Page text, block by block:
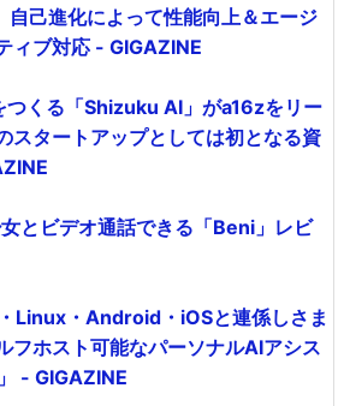
己進化によって性能向上＆エージ
ィブ対応 - GIGAZINE
くる「Shizuku AI」がa16zをリー
スタートアップとしては初となる資
とビデオ通話できる「Beni」レビ
Linux・Android・iOSと連係しさま
フホスト可能なパーソナルAIアシス
- GIGAZINE